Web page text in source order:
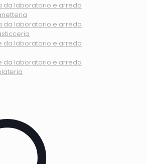
da laboratorio e arredo
da laboratorio e arredo
da laboratorio e arredo
da laboratorio e arredo